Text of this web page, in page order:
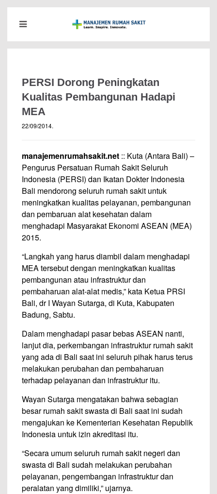
PERSI Dorong Peningkatan
Kualitas Pembangunan Hadapi
MEA
22/09/2014.
manajemenrumahsakit.net :: Kuta (Antara Bali) –
Pengurus Persatuan Rumah Sakit Seluruh
Indonesia (PERSI) dan Ikatan Dokter Indonesia
Bali mendorong seluruh rumah sakit untuk
meningkatkan kualitas pelayanan, pembangunan
dan pembaruan alat kesehatan dalam
menghadapi Masyarakat Ekonomi ASEAN (MEA)
2015.
“Langkah yang harus diambil dalam menghadapi
MEA tersebut dengan meningkatkan kualitas
pembangunan atau infrastruktur dan
pembaharuan alat-alat medis,” kata Ketua PRSI
Bali, dr I Wayan Sutarga, di Kuta, Kabupaten
Badung, Sabtu.
Dalam menghadapi pasar bebas ASEAN nanti,
lanjut dia, perkembangan infrastruktur rumah sakit
yang ada di Bali saat ini seluruh pihak harus terus
melakukan perubahan dan pembaharuan
terhadap pelayanan dan infrastruktur itu.
Wayan Sutarga mengatakan bahwa sebagian
besar rumah sakit swasta di Bali saat ini sudah
mengajukan ke Kementerian Kesehatan Republik
Indonesia untuk izin akreditasi itu.
“Secara umum seluruh rumah sakit negeri dan
swasta di Bali sudah melakukan perubahan
pelayanan, pengembangan infrastruktur dan
peralatan yang dimiliki,” ujarnya.